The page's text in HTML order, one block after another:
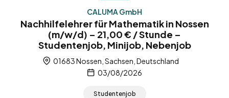
CALUMA GmbH
Nachhilfelehrer für Mathematik in Nossen
(m/w/d) – 21,00 € / Stunde –
Studentenjob, Minijob, Nebenjob
01683 Nossen, Sachsen, Deutschland
03/08/2026
Studentenjob